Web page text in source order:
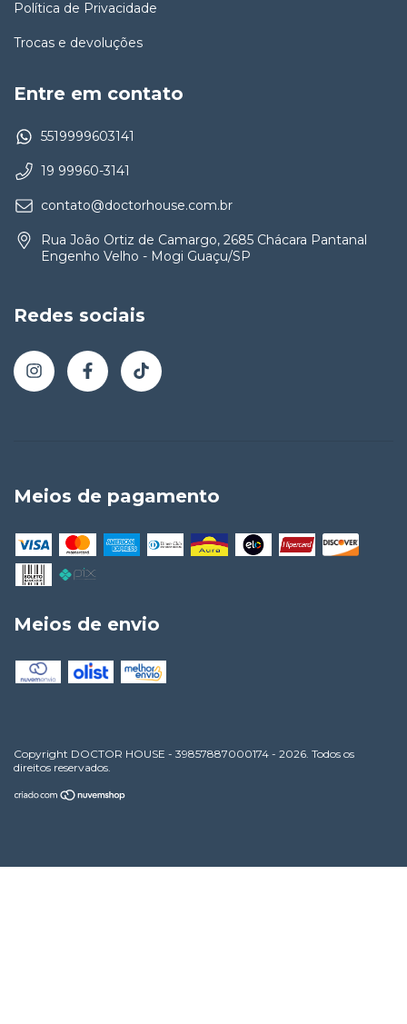
Política de Privacidade
Trocas e devoluções
Entre em contato
5519999603141
19 99960-3141
contato@doctorhouse.com.br
Rua João Ortiz de Camargo, 2685 Chácara Pantanal
Engenho Velho - Mogi Guaçu/SP
Redes sociais
Meios de pagamento
Meios de envio
Copyright DOCTOR HOUSE - 39857887000174 - 2026. Todos os
direitos reservados.